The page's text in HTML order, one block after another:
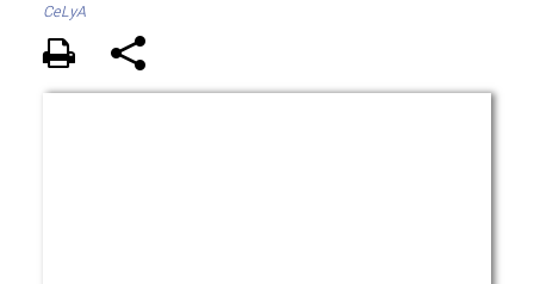
CeLyA